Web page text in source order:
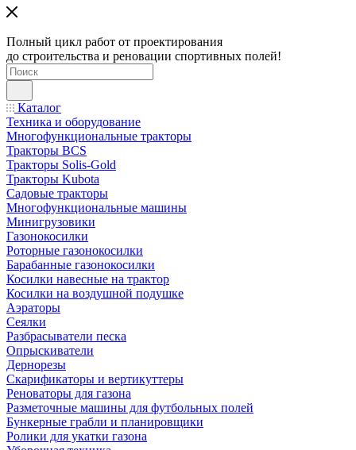
Полный цикл работ от проектирования
до строительства и реновации спортивных полей!
Каталог
Техника и оборудование
Многофункциональные тракторы
Тракторы BCS
Тракторы Solis-Gold
Тракторы Kubota
Садовые тракторы
Многофункциональные машины
Минигрузовики
Газонокосилки
Роторные газонокосилки
Барабанные газонокосилки
Косилки навесные на трактор
Косилки на воздушной подушке
Аэраторы
Сеялки
Разбрасыватели песка
Опрыскиватели
Дернорезы
Скарификаторы и вертикуттеры
Реноваторы для газона
Разметочные машины для футбольных полей
Бункерные грабли и планировщики
Ролики для укатки газона